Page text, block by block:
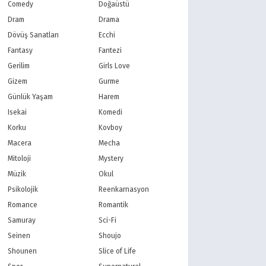
PBS Kids
FOX Türkiye
Comedy
Doğaüstü
Dram
Drama
Dövüş Sanatları
Ecchi
Fantasy
Fantezi
Gerilim
Girls Love
Gizem
Gurme
Günlük Yaşam
Harem
Isekai
Komedi
Korku
Kovboy
Macera
Mecha
Mitoloji
Mystery
Müzik
Okul
Psikolojik
Reenkarnasyon
Romance
Romantik
Samuray
Sci-Fi
Seinen
Shoujo
Shounen
Slice of Life